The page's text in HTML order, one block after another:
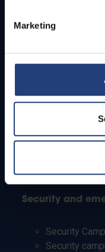
Marketing
Students
PhD students
Teachers
Working
Security and
Security
Security